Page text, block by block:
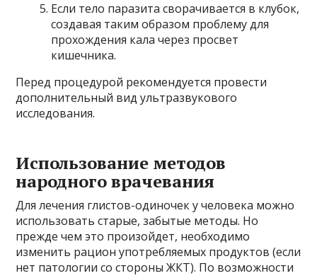
Если тело паразита сворачивается в клубок,
создавая таким образом проблему для
прохождения кала через просвет
кишечника.
Перед процедурой рекомендуется провести
дополнительный вид ультразвукового
исследования.
Использование методов
народного врачевания
Для лечения глистов-одиночек у человека можно
использовать старые, забытые методы. Но
прежде чем это произойдет, необходимо
изменить рацион употребляемых продуктов (если
нет патологии со стороны ЖКТ). По возможности